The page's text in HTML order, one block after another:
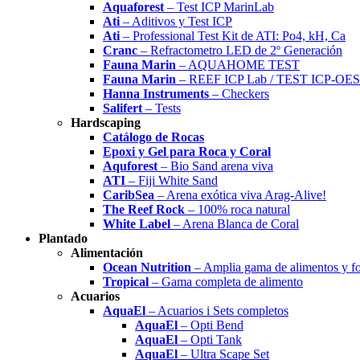
Aquaforest – Test ICP MarinLab
Ati – Aditivos y Test ICP
Ati – Professional Test Kit de ATI: Po4, kH, Ca
Cranc – Refractometro LED de 2º Generación
Fauna Marin – AQUAHOME TEST
Fauna Marin – REEF ICP Lab / TEST ICP-OES
Hanna Instruments – Checkers
Salifert – Tests
Hardscaping
Catálogo de Rocas
Epoxi y Gel para Roca y Coral
Aquforest – Bio Sand arena viva
ATI – Fiji White Sand
CaribSea – Arena exótica viva Arag-Alive!
The Reef Rock – 100% roca natural
White Label – Arena Blanca de Coral
Plantado
Alimentación
Ocean Nutrition – Amplia gama de alimentos y
Tropical – Gama completa de alimento
Acuarios
AquaEl – Acuarios i Sets completos
AquaEl – Opti Bend
AquaEl – Opti Tank
AquaEl – Ultra Scape Set